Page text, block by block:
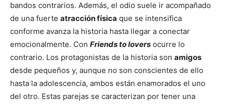
bandos contrarios. Además, el odio suele ir acompañado
de una fuerte atracción física que se intensifica
conforme avanza la historia hasta llegar a conectar
emocionalmente. Con Friends to lovers ocurre lo
contrario. Los protagonistas de la historia son amigos
desde pequeños y, aunque no son conscientes de ello
hasta la adolescencia, ambos están enamorados el uno
del otro. Estas parejas se caracterizan por tener una